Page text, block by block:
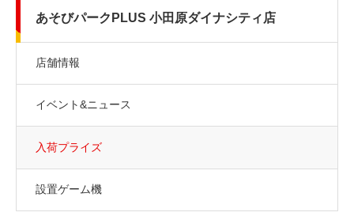
あそびパークPLUS 小田原ダイナシティ店
店舗情報
イベント&ニュース
入荷プライズ
設置ゲーム機